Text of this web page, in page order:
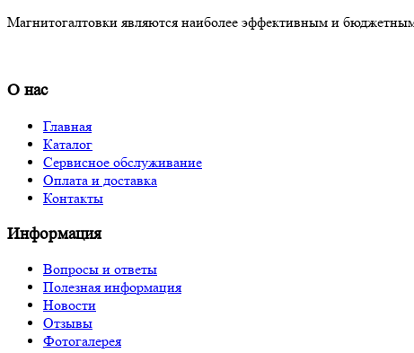
Магнитогалтовки являются наиболее эффективным и
О нас
Главная
Каталог
Сервисное обслуживание
Оплата и доставка
Контакты
Информация
Вопросы и ответы
Полезная информация
Новости
Отзывы
Фотогалерея